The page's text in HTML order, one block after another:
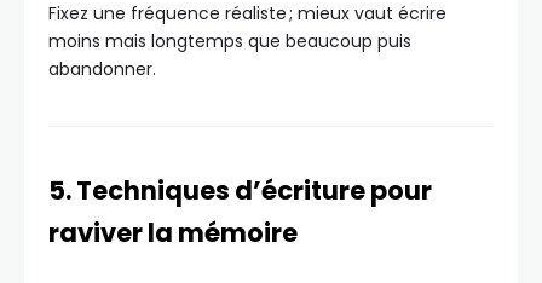
Fixez une fréquence réaliste ; mieux vaut écrire
moins mais longtemps que beaucoup puis
abandonner.
5. Techniques d’écriture pour
raviver la mémoire